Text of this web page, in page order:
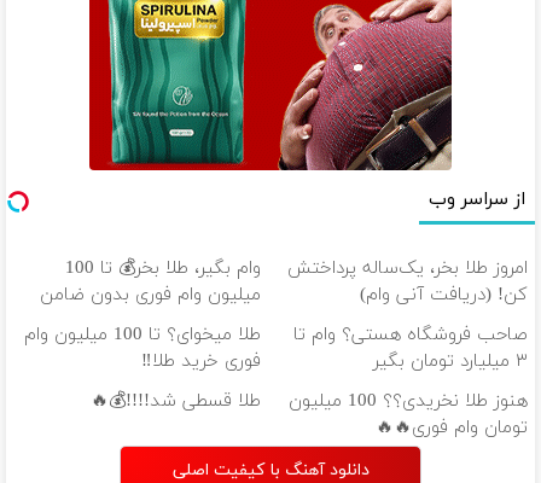
از سراسر وب
امروز طلا بخر، یک‌ساله پرداختش
کن! (دریافت آنی وام)
وام بگیر، طلا بخر💰 تا 100
میلیون وام فوری بدون ضامن
صاحب فروشگاه هستی؟ وام تا
۳ میلیارد تومان بگیر
طلا میخوای؟ تا 100 میلیون وام
فوری خرید طلا‼️
هنوز طلا نخریدی؟؟ 100 میلیون
تومان وام فوری🔥🔥
طلا قسطی شد!!!!💰🔥
دانلود آهنگ با کیفیت اصلی